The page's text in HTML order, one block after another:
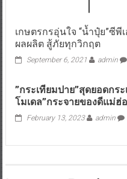
เกษตรกรอุ่นใจ “น้ำปุ๋ย”ซี
ผลผลิต สู้ภัยทุกวิกฤต
September 6, 2021 admin
”กระเทียมปาย”สุดยอดกร
โมเดล”กระจายของดีแม่ฮ่
February 13, 2023 admin